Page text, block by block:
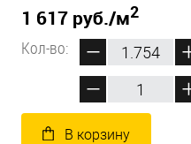
1 617 руб./м2
Кол-во:
В корзину